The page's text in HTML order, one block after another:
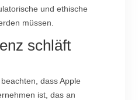
und ethische
müssen.
schläft
dass Apple
ist, das an